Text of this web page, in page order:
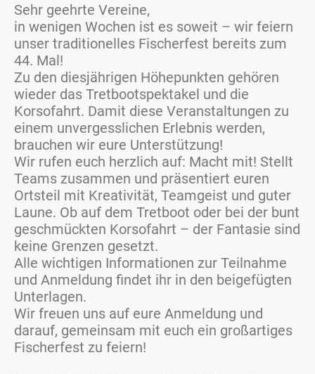
Sehr geehrte Vereine,
in wenigen Wochen ist es soweit – wir feiern
unser traditionelles Fischerfest bereits zum
44. Mal!
Zu den diesjährigen Höhepunkten gehören
wieder das Tretbootspektakel und die
Korsofahrt. Damit diese Veranstaltungen zu
einem unvergesslichen Erlebnis werden,
brauchen wir eure Unterstützung!
Wir rufen euch herzlich auf: Macht mit! Stellt
Teams zusammen und präsentiert euren
Ortsteil mit Kreativität, Teamgeist und guter
Laune. Ob auf dem Tretboot oder bei der bunt
geschmückten Korsofahrt – der Fantasie sind
keine Grenzen gesetzt.
Alle wichtigen Informationen zur Teilnahme
und Anmeldung findet ihr in den beigefügten
Unterlagen.
Wir freuen uns auf eure Anmeldung und
darauf, gemeinsam mit euch ein großartiges
Fischerfest zu feiern!